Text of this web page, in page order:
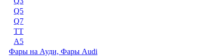
Q5
Q7
TT
А5
Фары на Ауди, Фары Audi